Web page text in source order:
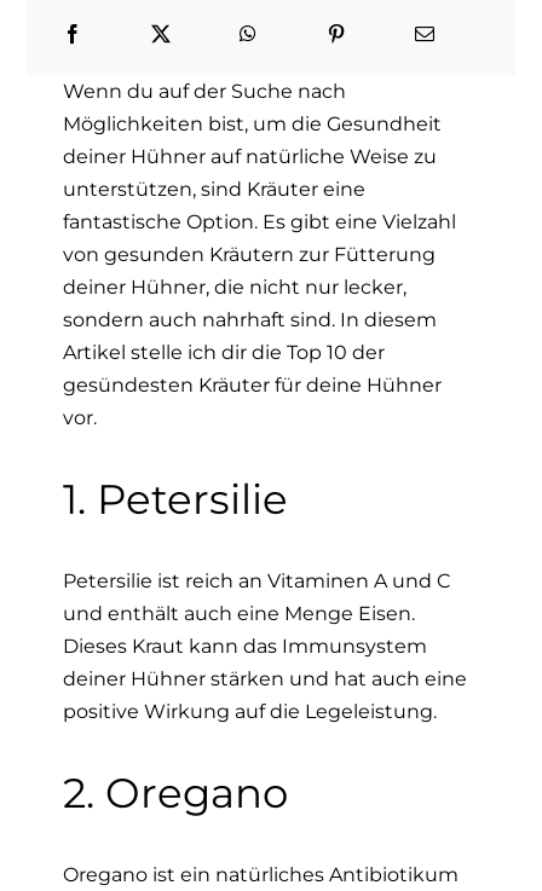
Wenn du auf der Suche nach
Möglichkeiten bist, um die Gesundheit
deiner Hühner auf natürliche Weise zu
unterstützen, sind Kräuter eine
fantastische Option. Es gibt eine Vielzahl
von gesunden Kräutern zur Fütterung
deiner Hühner, die nicht nur lecker,
sondern auch nahrhaft sind. In diesem
Artikel stelle ich dir die Top 10 der
gesündesten Kräuter für deine Hühner
vor.
1. Petersilie
Petersilie ist reich an Vitaminen A und C
und enthält auch eine Menge Eisen.
Dieses Kraut kann das Immunsystem
deiner Hühner stärken und hat auch eine
positive Wirkung auf die Legeleistung.
2. Oregano
Oregano ist ein natürliches Antibiotikum